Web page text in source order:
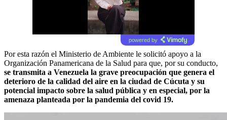
powered by
Por esta razón el Ministerio de Ambiente le solicitó apoyo a la
Organización Panamericana de la Salud para que, por su conducto,
se transmita a Venezuela la grave preocupación que genera el
deterioro de la calidad del aire en la ciudad de Cúcuta y su
potencial impacto sobre la salud pública y en especial, por la
amenaza planteada por la pandemia del covid 19.